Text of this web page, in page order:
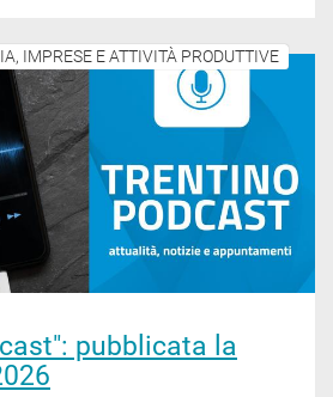
IMPRESE E ATTIVITÀ PRODUTTIVE
pubblicata la